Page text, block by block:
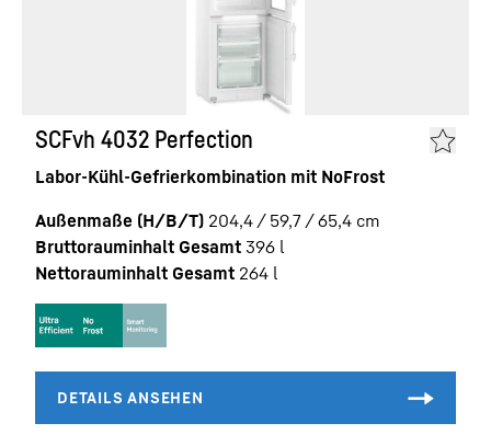
SCFvh 4032 Perfection
Labor-Kühl-Gefrierkombination mit NoFrost
Außenmaße (H/B/T) 204,4 / 59,7 / 65,4 cm
Bruttorauminhalt Gesamt 396 l
Nettorauminhalt Gesamt 264 l